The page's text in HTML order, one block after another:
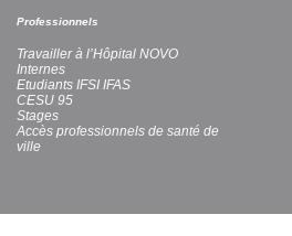
Professionnels
Travailler à l’Hôpital NOVO
Internes
Etudiants IFSI IFAS
CESU 95
Stages
Accès professionnels de santé de
ville